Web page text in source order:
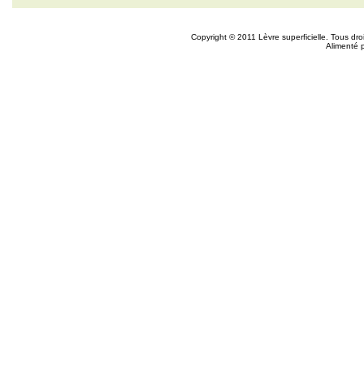
Copyright © 2011 Lèvre superficielle. Tous
Alimenté